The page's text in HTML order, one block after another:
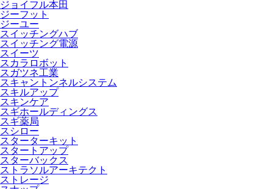
ジョイフル本田
ジーフット
ジーユー
スイッチングハブ
スイッチング電源
スイーツ
スカラロボット
スガツネ工業
スキャントンネルシステム
スキルアップ
スキンケア
スギホールディングス
スギ薬局
スシロー
スターターキット
スタートアップ
スターバックス
ストラソルアーキテクト
ストレージ